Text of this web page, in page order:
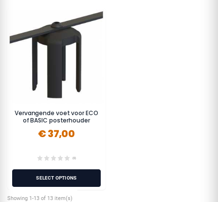
Vervangende voet voor ECO
of BASIC posterhouder
€ 37,00
(0)
SELECT OPTIONS
Showing 1-13 of 13 item(s)